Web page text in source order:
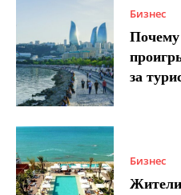
Бизнес
за
Бизнес
Жители